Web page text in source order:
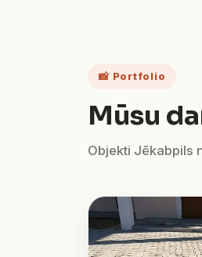
📸 Portfolio
Mūsu
Objekti Jēkabpils